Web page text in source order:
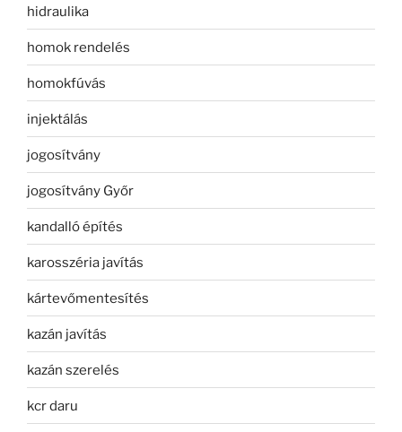
hidraulika
homok rendelés
homokfúvás
injektálás
jogosítvány
jogosítvány Győr
kandalló építés
karosszéria javítás
kártevőmentesítés
kazán javítás
kazán szerelés
kcr daru